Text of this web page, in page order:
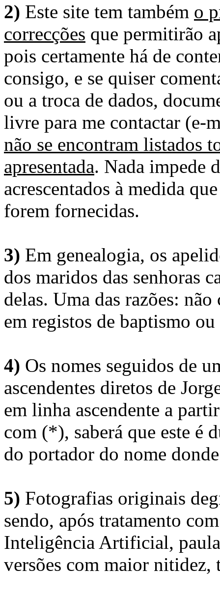
2) Este site tem também o
correcções que permitirão
pois certamente há de
consigo, e se quiser
ou a troca de dados,
livre para me contactar (e-
não se encontram listados
apresentada. Nada impede
acrescentados à medida
forem fornecidas.
3) Em genealogia, os
dos maridos das senhoras
delas. Uma das razões:
em registos de baptismo
4) Os nomes seguidos de
ascendentes diretos de
em linha ascendente a
com (*), saberá que este é
do portador do nome
5) Fotografias originais
sendo, após tratamento
Inteligência Artificial,
versões com maior nitidez,